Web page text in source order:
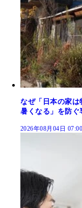
なぜ「日本の家
暑くなる」を防
2026年08月04日 07:00